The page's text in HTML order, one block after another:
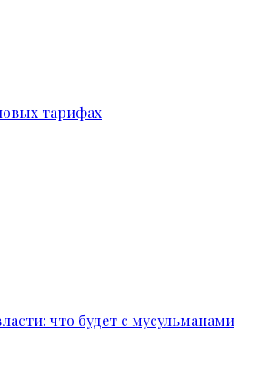
тарифах
что будет с мусульманами